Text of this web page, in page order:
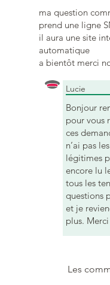
ma question
prend une ligne
il aura une site
automatique
a bientôt merci
Lucie
Bonjour
pour vous
ces
n’ai pas
légitimes
encore lu
tous les
questions
et je
plus.
Les